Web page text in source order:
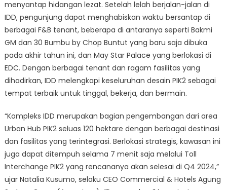
menyantap hidangan lezat. Setelah lelah berjalan-jalan di
IDD, pengunjung dapat menghabiskan waktu bersantap di
berbagai F&B tenant, beberapa di antaranya seperti Bakmi
GM dan 30 Bumbu by Chop Buntut yang baru saja dibuka
pada akhir tahun ini, dan May Star Palace yang berlokasi di
EDC. Dengan berbagai tenant dan ragam fasilitas yang
dihadirkan, IDD melengkapi keseluruhan desain PIK2 sebagai
tempat terbaik untuk tinggal, bekerja, dan bermain.
“Kompleks IDD merupakan bagian pengembangan dari area
Urban Hub PIK2 seluas 120 hektare dengan berbagai destinasi
dan fasilitas yang terintegrasi. Berlokasi strategis, kawasan ini
juga dapat ditempuh selama 7 menit saja melalui Toll
Interchange PIK2 yang rencananya akan selesai di Q4 2024,”
ujar Natalia Kusumo, selaku CEO Commercial & Hotels Agung